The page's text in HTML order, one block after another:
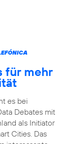
für mehr
es bei
Debates mit
als Initiator
Cities. Das